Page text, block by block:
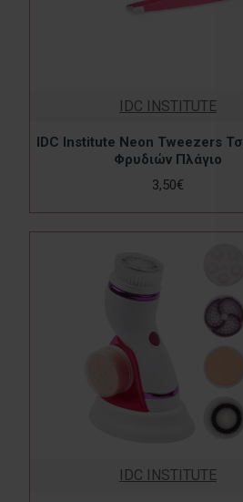
IDC INSTITUTE
IDC Institute Neon Tweezers
Φρυδιών Πλάγιο
3,50€
IDC INSTITUTE